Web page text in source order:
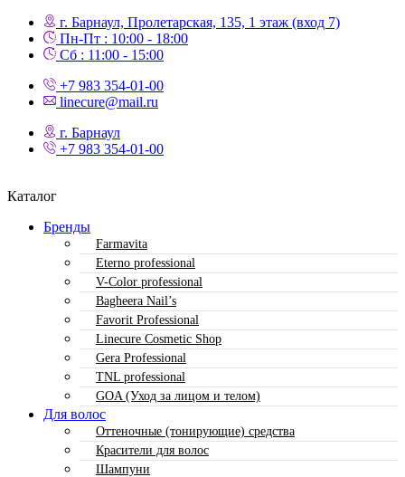
г. Барнаул, Пролетарская, 135,​ 1 этаж (вход 7)
Пн-Пт : 10:00 - 18:00
Сб : 11:00 - 15:00
+7 983 354-01-00
linecure@mail.ru
г. Барнаул
+7 983 354-01-00
Каталог
Бренды
Farmavita
Eterno professional
V-Color professional
Bagheera Nail’s
Favorit Professional
Linecure Cosmetic Shop
Gera Professional
TNL professional
GOA (Уход за лицом и телом)
Для волос
Оттеночные (тонирующие) средства
Красители для волос
Шампуни